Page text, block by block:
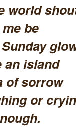
world
be
an island
of sorrow
or